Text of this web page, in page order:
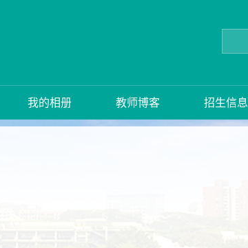
我的相册 教师博客 招生信息